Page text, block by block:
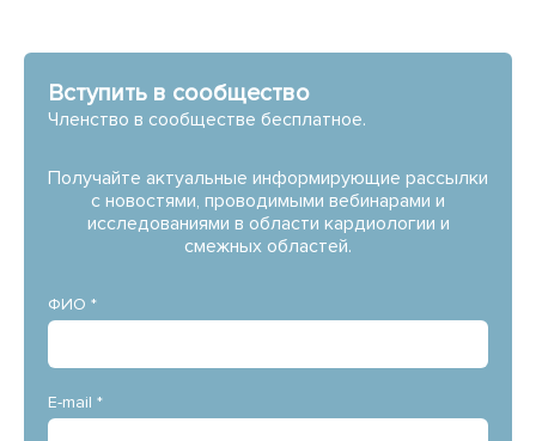
Вступить в сообщество
Членство в сообществе бесплатное.
Получайте актуальные информирующие рассылки
с новостями, проводимыми вебинарами и
исследованиями в области кардиологии и
смежных областей.
ФИО *
E-mail *